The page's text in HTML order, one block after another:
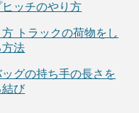
ッチのやり方
トラックの荷物をし
方法
ッグの持ち手の長さを
結び